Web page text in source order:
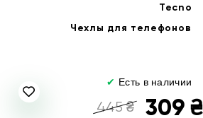
✔ Есть в наличии
445₴ 309 ₴
Tecno
Чехлы для телефонов